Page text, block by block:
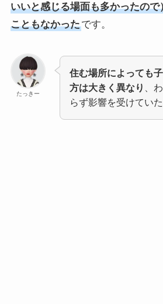
いいと感じる場面も多かったの
こともなかったです。
たっきー
住む場所によっても
方は大きく異なり
、
らず影響を受けてい